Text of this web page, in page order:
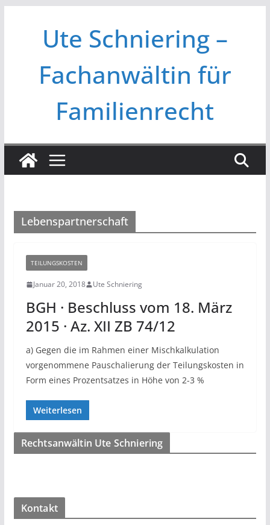
Ute Schniering –
Fachanwältin für
Familienrecht
Lebenspartnerschaft
TEILUNGSKOSTEN
Januar 20, 2018 Ute Schniering
BGH · Beschluss vom 18. März
2015 · Az. XII ZB 74/12
a) Gegen die im Rahmen einer Mischkalkulation
vorgenommene Pauschalierung der Teilungskosten in
Form eines Prozentsatzes in Höhe von 2-3 %
Weiterlesen
Rechtsanwältin Ute Schniering
Kontakt